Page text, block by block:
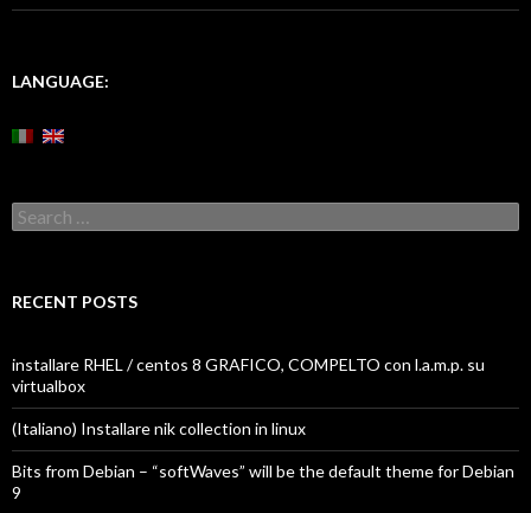
LANGUAGE:
Search
for:
RECENT POSTS
installare RHEL / centos 8 GRAFICO, COMPELTO con l.a.m.p. su
virtualbox
(Italiano) Installare nik collection in linux
Bits from Debian – “softWaves” will be the default theme for Debian
9